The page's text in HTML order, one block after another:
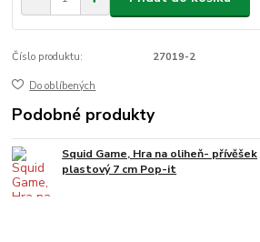
Číslo produktu: 27019-2
Do oblíbených
Podobné produkty
Squid Game, Hra na oliheň- přívěšek
plastový 7 cm Pop-it